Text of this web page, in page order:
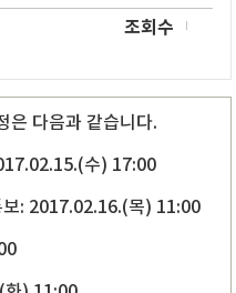
조회수
은 다음과 같습니다.
수) 17:00
보: 2017.02.16.(목) 11:00